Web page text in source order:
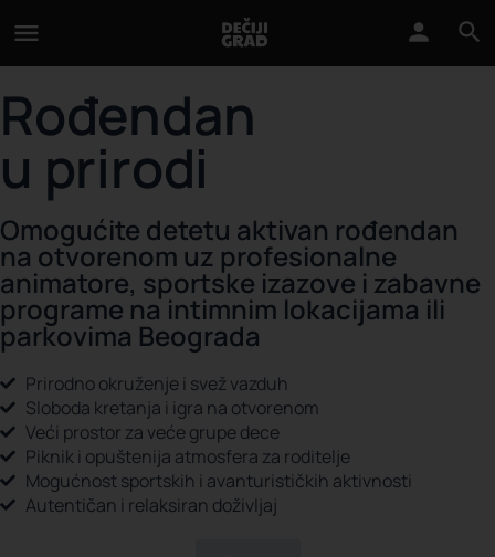
Rođendan
u prirodi
Omogućite detetu aktivan rođendan
na otvorenom uz profesionalne
animatore, sportske izazove i zabavne
programe na intimnim lokacijama ili
parkovima Beograda
Prirodno okruženje i svež vazduh
Sloboda kretanja i igra na otvorenom
Veći prostor za veće grupe dece
Piknik i opuštenija atmosfera za roditelje
Mogućnost sportskih i avanturističkih aktivnosti
Autentičan i relaksiran doživljaj